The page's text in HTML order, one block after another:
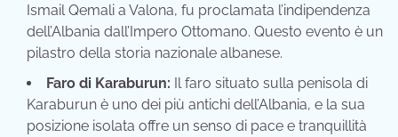
Ismail Qemali a Valona, fu proclamata l’indipendenza
dell’Albania dall’Impero Ottomano. Questo evento è un
pilastro della storia nazionale albanese.
Faro di Karaburun: Il faro situato sulla penisola di
Karaburun è uno dei più antichi dell’Albania, e la sua
posizione isolata offre un senso di pace e tranquillità